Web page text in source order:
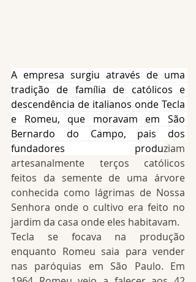
A empresa surgiu através de uma
tradição de família de católicos e
descendência de italianos onde Tecla
e Romeu, que moravam em São
Bernardo do Campo, pais dos
fundadores produziam
artesanalmente terços católicos
feitos da semente de uma árvore
conhecida como lágrimas de Nossa
Senhora onde o cultivo era feito no
jardim da casa onde eles habitavam.
Tecla se focava na produção
enquanto Romeu saia para vender
nas paróquias em São Paulo. Em